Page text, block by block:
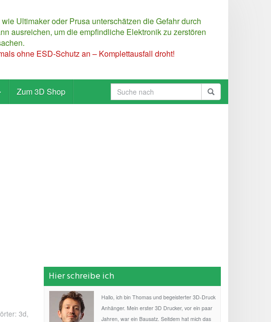
Ultimaker oder Prusa unterschätzen die Gefahr durch
ausreichen, um die empfindliche Elektronik zu zerstören
ohne ESD-Schutz an – Komplettausfall droht!
Zum 3D Shop
3d,
Hier schreibe ich
Hallo, ich bin Thomas und begeisterter 3D-Druck
Anhänger. Mein erster 3D Drucker, vor ein paar
Jahren, war ein Bausatz. Seitdem hat mich das